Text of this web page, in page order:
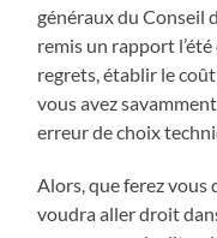
généraux du Conseil
remis un rapport l’été
regrets, établir le
vous avez
erreur de choix
Alors, que ferez vous
voudra aller droit